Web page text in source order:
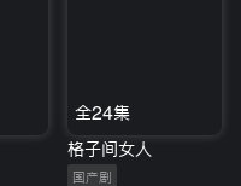
全24集
格子间女人
国产剧